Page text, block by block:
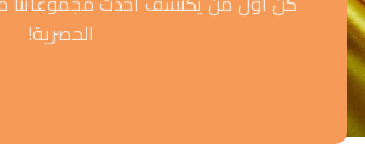
الحصرية!